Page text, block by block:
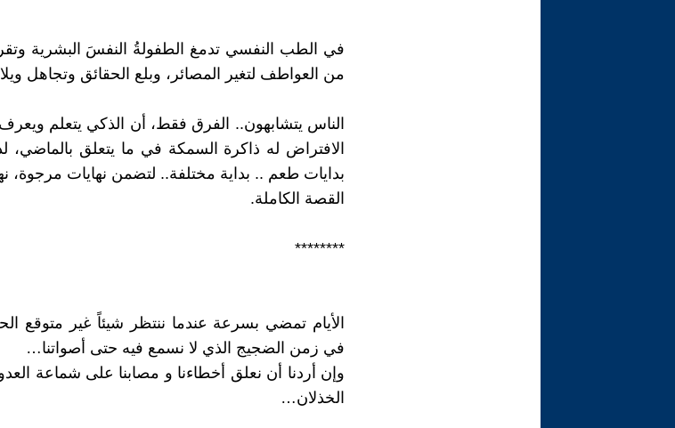
في الطب النفسي تدمغ الطفولةُ النفسَ البشرية وتقرر
من العواطف لتغير المصائر، وبلع الحقائق وتجاهل
الناس يتشابهون.. الفرق فقط، أن الذكي يتعلم
الافتراض له ذاكرة السمكة في ما يتعلق بالماضي،
بدايات طعم .. بداية مختلفة.. لتضمن نهايات مرجوة،
القصة الكاملة.
********
الأيام تمضي بسرعة عندما ننتظر شيئاً غير متوقع
في زمن الضجيج الذي لا نسمع فيه حتى أصواتنا…
وإن أردنا أن نعلق أخطاءنا و مصابنا على شماعة
الخذلان…